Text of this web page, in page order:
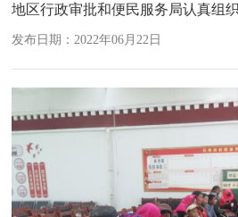
地区行政审批和便民服务局认真组
发布日期：2022年06月22日